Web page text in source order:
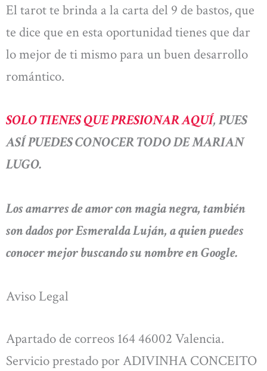
El tarot te brinda a la carta del 9 de bastos, que
te dice que en esta oportunidad tienes que dar
lo mejor de ti mismo para un buen desarrollo
romántico.
SOLO TIENES QUE PRESIONAR AQUÍ, PUES
ASÍ PUEDES CONOCER TODO DE MARIAN
LUGO.
Los amarres de amor con magia negra, también
son dados por Esmeralda Luján, a quien puedes
conocer mejor buscando su nombre en Google.
Aviso Legal
Apartado de correos 164 46002 Valencia.
Servicio prestado por ADIVINHA CONCEITO